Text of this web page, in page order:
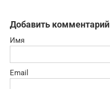
Добавить комментарий
Имя
Email